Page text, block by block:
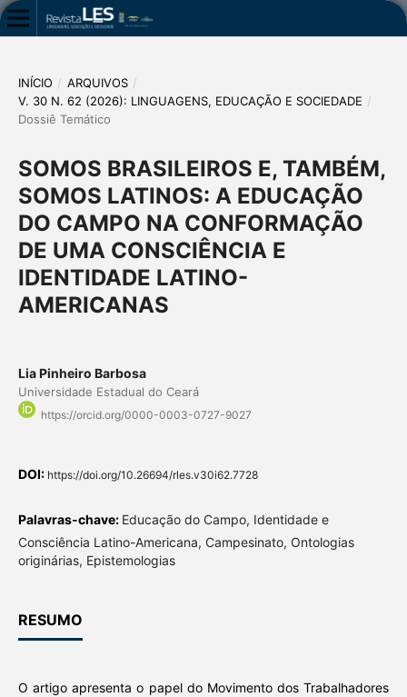
INÍCIO / ARQUIVOS /
V. 30 N. 62 (2026): LINGUAGENS, EDUCAÇÃO E SOCIEDADE /
Dossiê Temático
SOMOS BRASILEIROS E, TAMBÉM,
SOMOS LATINOS: A EDUCAÇÃO
DO CAMPO NA CONFORMAÇÃO
DE UMA CONSCIÊNCIA E
IDENTIDADE LATINO-
AMERICANAS
Lia Pinheiro Barbosa
Universidade Estadual do Ceará
https://orcid.org/0000-0003-0727-9027
DOI: https://doi.org/10.26694/rles.v30i62.7728
Palavras-chave: Educação do Campo, Identidade e
Consciência Latino-Americana, Campesinato, Ontologias
originárias, Epistemologias
RESUMO
O artigo apresenta o papel do Movimento dos Trabalhadores